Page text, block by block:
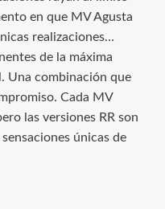
en que MV Agusta
realizaciones…
de la máxima
Una combinación que
Cada MV
las versiones RR son
únicas de